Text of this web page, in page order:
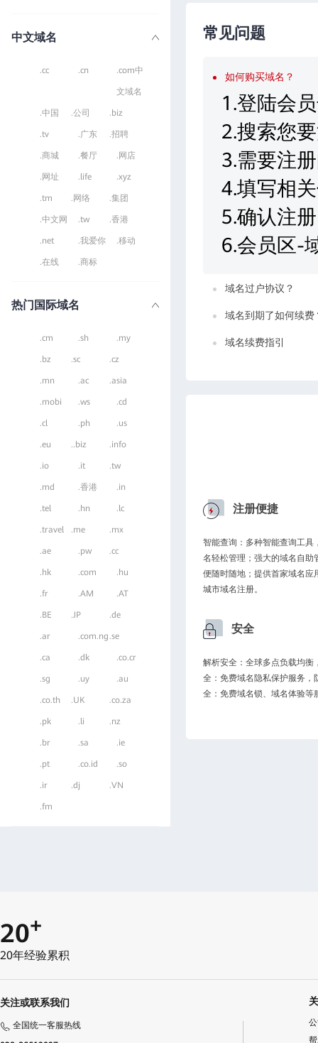
中文域名
.cc .cn .com中
文域名
.中国 .公司 .biz
.tv .广东 .招聘
.商城 .餐厅 .网店
.网址 .life .xyz
.tm .网络 .集团
.中文网 .tw .香港
.net .我爱你 .移动
.在线 .商标
热门国际域名
.cm .sh .my
.bz .sc .cz
.mn .ac .asia
.mobi .ws .cd
.cl .ph .us
.eu ..biz .info
.io .it .tw
.md .香港 .in
.tel .hn .lc
.travel .me .mx
.ae .pw .cc
.hk .com .hu
.fr .AM .AT
.BE .JP .de
.ar .com.ng .se
.ca .dk .co.cr
.sg .uy .au
.co.th .UK .co.za
.pk .li .nz
.br .sa .ie
.pt .co.id .so
.ir .dj .VN
.fm
常见问题
如何购买域名？
1.登陆会
2.搜索您
3.需要注
4.填写相
5.确认注册
6.会员区-
域名过户协议？
域名到期了如何续费
域名续费指引
注册便捷
智能查询：多种智能查询工具
名轻松管理；强大的域名自
便随时随地；提供首家域名应
城市域名注册。
安全
解析安全：全球多点负载均
全：免费域名隐私保护服务，
全：免费域名锁、域名体验等
20+
20年经验累积
关注或联系我们
全国统一客服热线